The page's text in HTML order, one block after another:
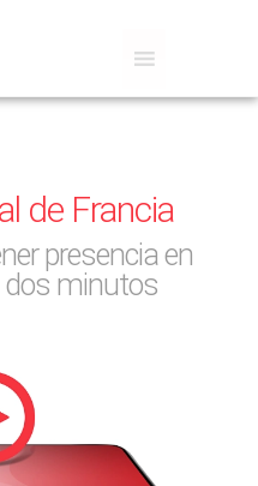
de Francia
presencia en
dos minutos